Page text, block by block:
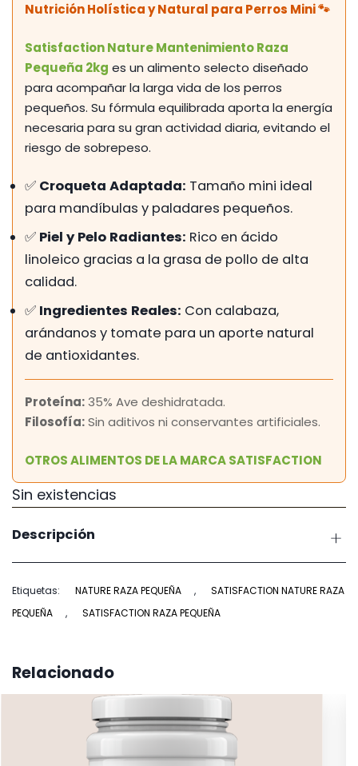
Nutrición Holística y Natural para Perros Mini 🐾
Satisfaction Nature Mantenimiento Raza
Pequeña 2kg es un alimento selecto diseñado
para acompañar la larga vida de los perros
pequeños. Su fórmula equilibrada aporta la energía
necesaria para su gran actividad diaria, evitando el
riesgo de sobrepeso.
✅ Croqueta Adaptada: Tamaño mini ideal
para mandíbulas y paladares pequeños.
✅ Piel y Pelo Radiantes: Rico en ácido
linoleico gracias a la grasa de pollo de alta
calidad.
✅ Ingredientes Reales: Con calabaza,
arándanos y tomate para un aporte natural
de antioxidantes.
Proteína:35% Ave deshidratada.
Filosofía:Sin aditivos ni conservantes artificiales.
OTROS ALIMENTOS DE LA MARCA SATISFACTION
Sin existencias
Descripción
Etiquetas: NATURE RAZA PEQUEÑA ,
SATISFACTION NATURE RAZA
PEQUEÑA
, SATISFACTION RAZA PEQUEÑA
Relacionado